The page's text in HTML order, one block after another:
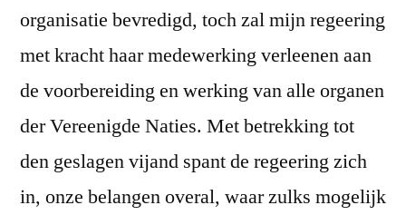
organisatie bevredigd, toch zal mijn regeering
met kracht haar medewerking verleenen aan
de voorbereiding en werking van alle organen
der Vereenigde Naties. Met betrekking tot
den geslagen vijand spant de regeering zich
in, onze belangen overal, waar zulks mogelijk